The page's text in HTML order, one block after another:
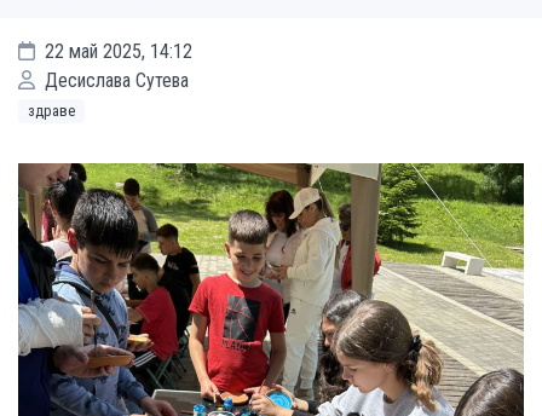
22 май 2025, 14:12
Десислава Сутева
здраве